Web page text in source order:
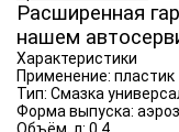
Расширенная
нашем
Характеристики
Применение: пластик
Тип: Смазка
Форма выпуска: